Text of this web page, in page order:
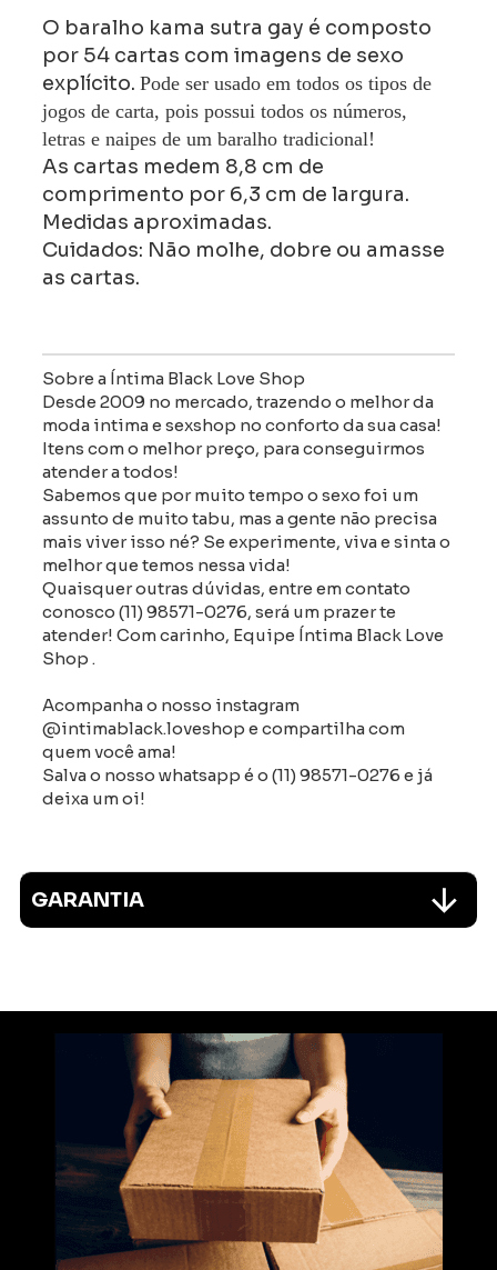
O baralho kama sutra gay é composto
por 54 cartas com imagens de sexo
explícito. Pode ser usado em todos os tipos de
jogos de carta, pois possui todos os números,
letras e naipes de um baralho tradicional!
As cartas medem 8,8 cm de
comprimento por 6,3 cm de largura.
Medidas aproximadas.
Cuidados: Não molhe, dobre ou amasse
as cartas.
Sobre a Íntima Black Love Shop
Desde 2009 no mercado, trazendo o melhor da
moda intima e sexshop no conforto da sua casa!
Itens com o melhor preço, para conseguirmos
atender a todos!
Sabemos que por muito tempo o sexo foi um
assunto de muito tabu, mas a gente não precisa
mais viver isso né? Se experimente, viva e sinta o
melhor que temos nessa vida!
Quaisquer outras dúvidas, entre em contato
conosco (11) 98571-0276, será um prazer te
atender! Com carinho, Equipe Íntima Black Love
Shop .
Acompanha o nosso instagram
@intimablack.loveshop e compartilha com
quem você ama!
Salva o nosso whatsapp é o (11) 98571-0276 e já
deixa um oi!
GARANTIA